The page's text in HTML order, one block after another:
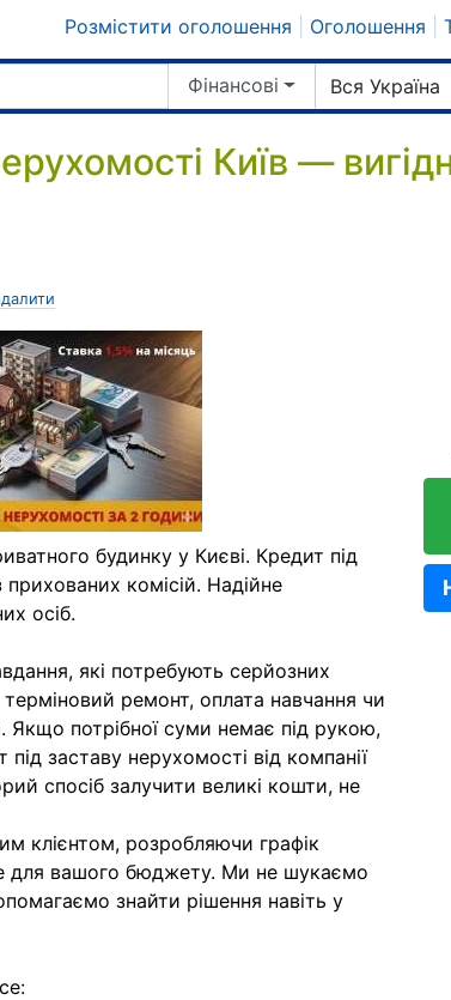
Розмістити оголошення Оголошення
Фінансові Вся Україна
Київ —
будинку у Києві. Кредит під
комісій. Надійне
осіб.
які потребують серйозних
ремонт, оплата навчання чи
Якщо потрібної суми немає під рукою,
заставу нерухомості від компанії
спосіб залучити великі кошти, не
клієнтом, розробляючи графік
для вашого бюджету. Ми не шукаємо
знайти рішення навіть у